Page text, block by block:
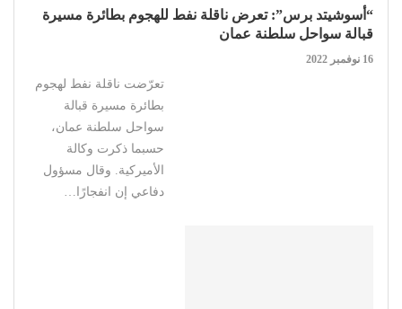
“أسوشيتد برس”: تعرض ناقلة نفط للهجوم بطائرة مسيرة
قبالة سواحل سلطنة عمان
16 نوفمبر 2022
تعرّضت ناقلة نفط لهجوم
بطائرة مسيرة قبالة
سواحل سلطنة عمان،
حسبما ذكرت وكالة
الأميركية. وقال مسؤول
دفاعي إن انفجارًا…